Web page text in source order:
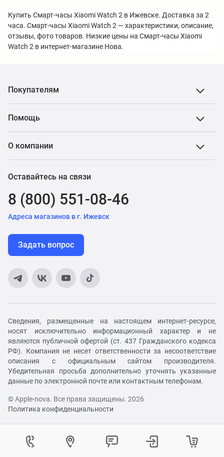
Купить Смарт-часы Xiaomi Watch 2 в Ижевске. Доставка за 2
часа. Смарт-часы Xiaomi Watch 2 — характеристики, описание,
отзывы, фото товаров. Низкие цены на Смарт-часы Xiaomi
Watch 2 в интернет-магазине Нова.
Покупателям
Помощь
О компании
Оставайтесь на связи
8 (800) 551-08-46
Адреса магазинов в г. Ижевск
Задать вопрос
Сведения, размещенные на настоящем интернет-ресурсе,
носят исключительно информационный характер и не
являются публичной офертой (ст. 437 Гражданского кодекса
РФ). Компания не несет ответственности за несоответствие
описания с официальным сайтом производителя.
Убедительная просьба дополнительно уточнять указанные
данные по электронной почте или контактным телефонам.
© Apple-nova. Все права защищены. 2026
Политика конфиденциальности
Контактный центр
Укажите ваш город
Изменение города
Как вам удобнее с нами связаться?
Войти в личный кабинет